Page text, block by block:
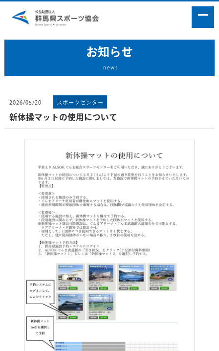
お知らせ
news
2026/05/20 スポーツセンター
新体操マットの使用について